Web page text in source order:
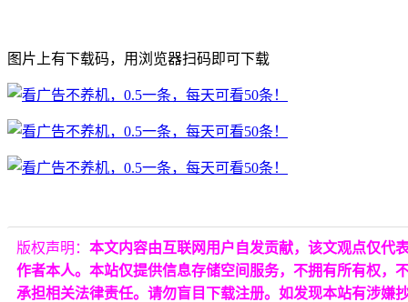
图片上有下载码，用浏览器扫码即可下载
版权声明： 本文内容由互联网用户自发贡献，该文观点仅代
作者本人。本站仅提供信息存储空间服务，不拥有所有权，
承担相关法律责任。请勿盲目下载注册。如发现本站有涉嫌